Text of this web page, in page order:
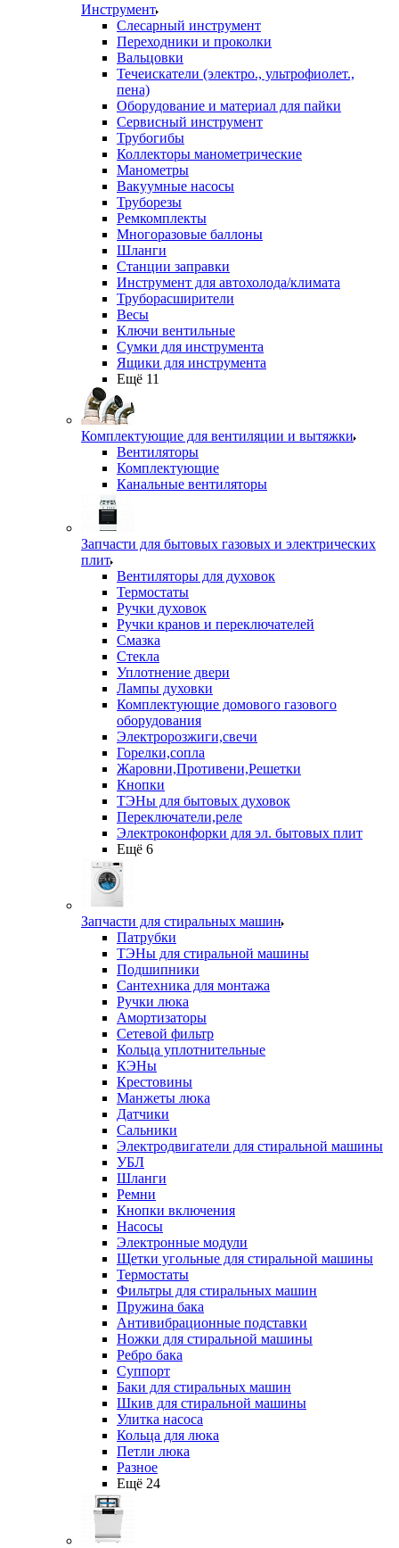
Инструмент
Слесарный инструмент
Переходники и проколки
Вальцовки
Течеискатели (электро., ультрофиолет.,
пена)
Оборудование и материал для пайки
Сервисный инструмент
Трубогибы
Коллекторы манометрические
Манометры
Вакуумные насосы
Труборезы
Ремкомплекты
Многоразовые баллоны
Шланги
Станции заправки
Инструмент для автохолода/климата
Труборасширители
Весы
Ключи вентильные
Сумки для инструмента
Ящики для инструмента
Ещё 11
Комплектующие для вентиляции и вытяжки
Вентиляторы
Комплектующие
Канальные вентиляторы
Запчасти для бытовых газовых и электрических
плит
Вентиляторы для духовок
Термостаты
Ручки духовок
Ручки кранов и переключателей
Смазка
Стекла
Уплотнение двери
Лампы духовки
Комплектующие домового газового
оборудования
Электророзжиги,свечи
Горелки,сопла
Жаровни,Противени,Решетки
Кнопки
ТЭНы для бытовых духовок
Переключатели,реле
Электроконфорки для эл. бытовых плит
Ещё 6
Запчасти для стиральных машин
Патрубки
ТЭНы для стиральной машины
Подшипники
Сантехника для монтажа
Ручки люка
Амортизаторы
Сетевой фильтр
Кольца уплотнительные
КЭНы
Крестовины
Манжеты люка
Датчики
Сальники
Электродвигатели для стиральной машины
УБЛ
Шланги
Ремни
Кнопки включения
Насосы
Электронные модули
Щетки угольные для стиральной машины
Термостаты
Фильтры для стиральных машин
Пружина бака
Антивибрационные подставки
Ножки для стиральной машины
Ребро бака
Суппорт
Баки для стиральных машин
Шкив для стиральной машины
Улитка насоса
Кольца для люка
Петли люка
Разное
Ещё 24